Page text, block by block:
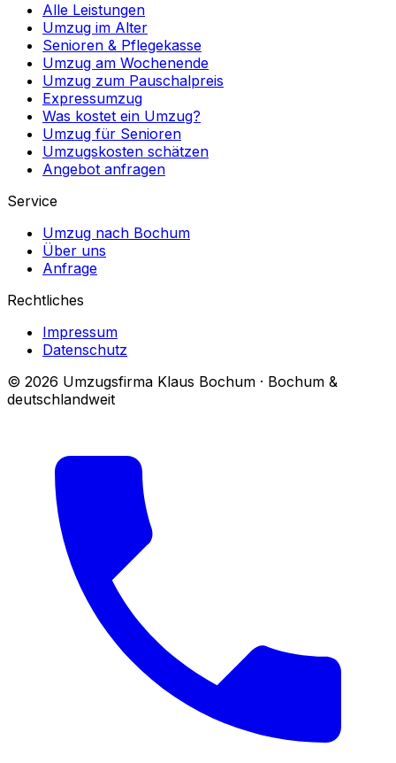
Alle Leistungen
Umzug im Alter
Senioren & Pflegekasse
Umzug am Wochenende
Umzug zum Pauschalpreis
Expressumzug
Was kostet ein Umzug?
Umzug für Senioren
Umzugskosten schätzen
Angebot anfragen
Service
Umzug nach Bochum
Über uns
Anfrage
Rechtliches
Impressum
Datenschutz
© 2026 Umzugsfirma Klaus Bochum · Bochum &
deutschlandweit